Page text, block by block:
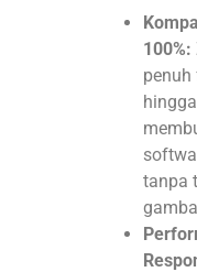
100%:
hingga
tanpa